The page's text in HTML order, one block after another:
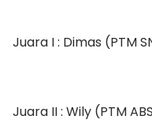
Juara I : Dimas (PTM
Juara II : Wily (PTM